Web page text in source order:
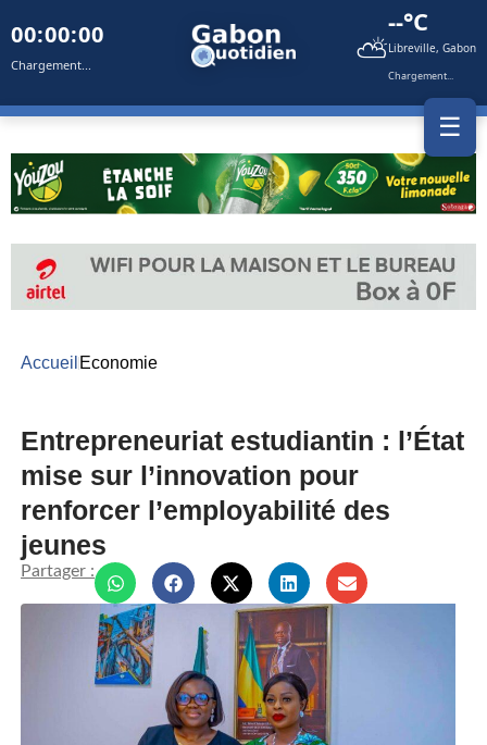
00:00:00
Chargement... ⛅
--°C
Libreville, Gabon
Chargement...
☰
Accueil Economie
Entrepreneuriat estudiantin : l’État
mise sur l’innovation pour
renforcer l’employabilité des
jeunes
Partager :